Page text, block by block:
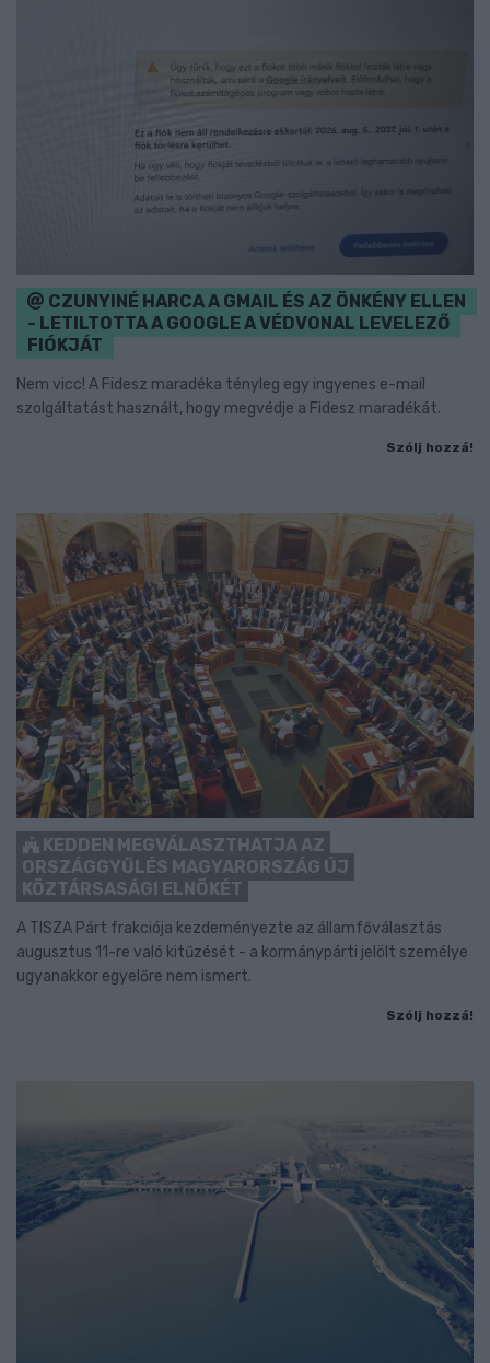
CZUNYINÉ HARCA A GMAIL ÉS AZ ÖNKÉNY ELLEN
- LETILTOTTA A GOOGLE A VÉDVONAL LEVELEZŐ
FIÓKJÁT
Nem vicc! A Fidesz maradéka tényleg egy ingyenes e-mail
szolgáltatást használt, hogy megvédje a Fidesz maradékát.
Szólj hozzá!
KEDDEN MEGVÁLASZTHATJA AZ
ORSZÁGGYŰLÉS MAGYARORSZÁG ÚJ
KÖZTÁRSASÁGI ELNÖKÉT
A TISZA Párt frakciója kezdeményezte az államfőválasztás
augusztus 11-re való kitűzését - a kormánypárti jelölt személye
ugyanakkor egyelőre nem ismert.
Szólj hozzá!